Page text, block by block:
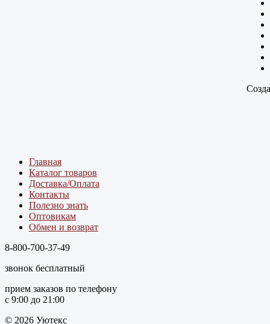
Главная
Каталог товаров
Доставка/Оплата
Контакты
Полезно знать
Оптовикам
Обмен и возврат
8-800-700-37-49
звонок бесплатный
прием заказов по телефону
с 9:00 до 21:00
© 2026 Уютекс